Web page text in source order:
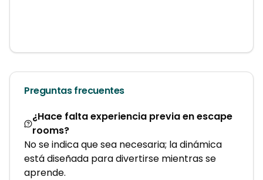
Preguntas frecuentes
¿Hace falta experiencia previa en escape
rooms?
No se indica que sea necesaria; la dinámica
está diseñada para divertirse mientras se
aprende.